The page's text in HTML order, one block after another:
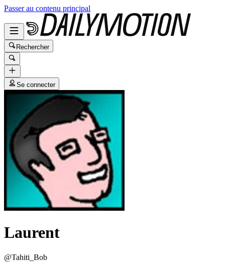
Passer au contenu principal
Rechercher
Se connecter
Laurent
@Tahiti_Bob